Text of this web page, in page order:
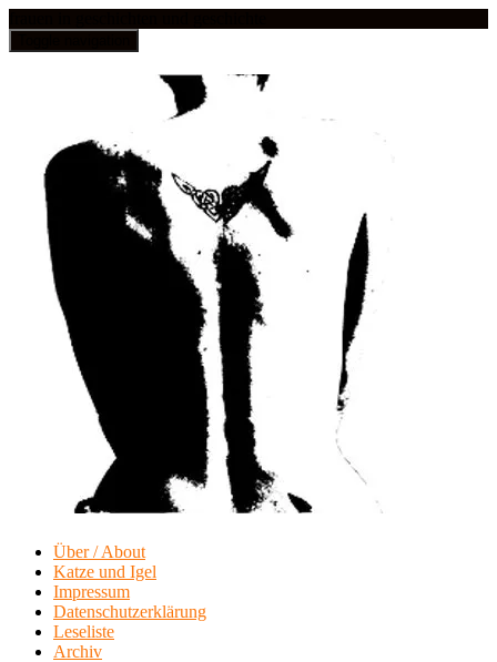
Über / About
Katze und Igel
Impressum
Datenschutzerklärung
Leseliste
Archiv